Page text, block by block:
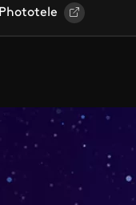
Phototele